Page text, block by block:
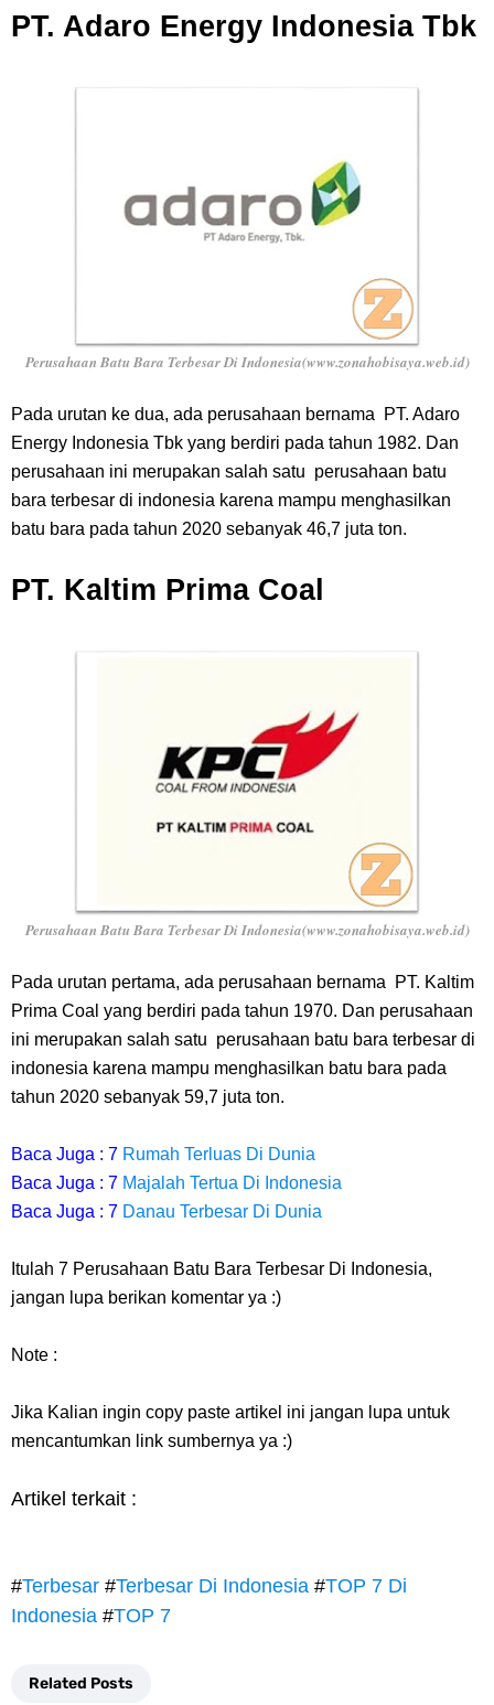
PT. Adaro Energy Indonesia Tbk
Perusahaan Batu Bara Terbesar Di Indonesia(www.zonahobisaya.web.id)
Pada urutan ke dua, ada perusahaan bernama PT. Adaro
Energy Indonesia Tbk yang berdiri pada tahun 1982. Dan
perusahaan ini merupakan salah satu perusahaan batu
bara terbesar di indonesia karena mampu menghasilkan
batu bara pada tahun 2020 sebanyak 46,7 juta ton.
PT. Kaltim Prima Coal
Perusahaan Batu Bara Terbesar Di Indonesia(www.zonahobisaya.web.id)
Pada urutan pertama, ada perusahaan bernama PT. Kaltim
Prima Coal yang berdiri pada tahun 1970. Dan perusahaan
ini merupakan salah satu perusahaan batu bara terbesar di
indonesia karena mampu menghasilkan batu bara pada
tahun 2020 sebanyak 59,7 juta ton.
Baca Juga : 7 Rumah Terluas Di Dunia
Baca Juga : 7 Majalah Tertua Di Indonesia
Baca Juga : 7 Danau Terbesar Di Dunia
Itulah 7 Perusahaan Batu Bara Terbesar Di Indonesia,
jangan lupa berikan komentar ya :)
Note :
Jika Kalian ingin copy paste artikel ini jangan lupa untuk
mencantumkan link sumbernya ya :)
Artikel terkait :
#Terbesar #Terbesar Di Indonesia #TOP 7 Di
Indonesia #TOP 7
Related Posts